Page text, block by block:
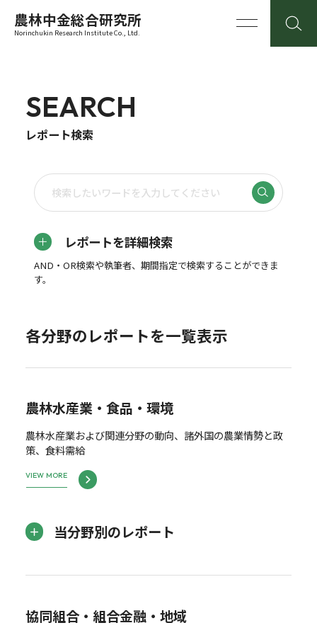
農林中金総合研究所
Norinchukin Research Institute Co., Ltd.
SEARCH
レポート検索
レポートを詳細検索
AND・OR検索や執筆者、期間指定で検索することができま
す。
各分野のレポートを一覧表示
農林水産業・食品・環境
農林水産業および関連分野の動向、諸外国の農業情勢と政
策、食料需給
VIEW MORE
当分野別のレポート
協同組合・組合金融・地域